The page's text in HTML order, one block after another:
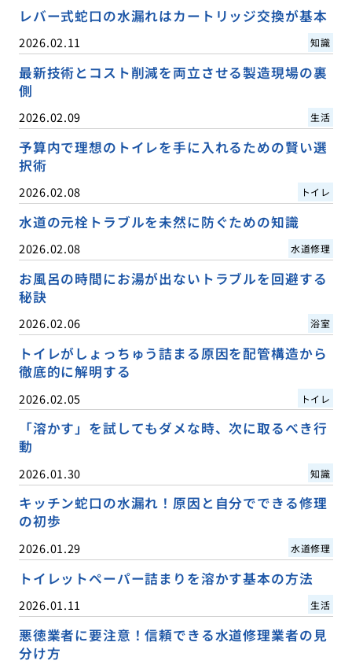
レバー式蛇口の水漏れはカートリッジ交換が基本
2026.02.11 知識
最新技術とコスト削減を両立させる製造現場の裏
側
2026.02.09 生活
予算内で理想のトイレを手に入れるための賢い選
択術
2026.02.08 トイレ
水道の元栓トラブルを未然に防ぐための知識
2026.02.08 水道修理
お風呂の時間にお湯が出ないトラブルを回避する
秘訣
2026.02.06 浴室
トイレがしょっちゅう詰まる原因を配管構造から
徹底的に解明する
2026.02.05 トイレ
「溶かす」を試してもダメな時、次に取るべき行
動
2026.01.30 知識
キッチン蛇口の水漏れ！原因と自分でできる修理
の初歩
2026.01.29 水道修理
トイレットペーパー詰まりを溶かす基本の方法
2026.01.11 生活
悪徳業者に要注意！信頼できる水道修理業者の見
分け方